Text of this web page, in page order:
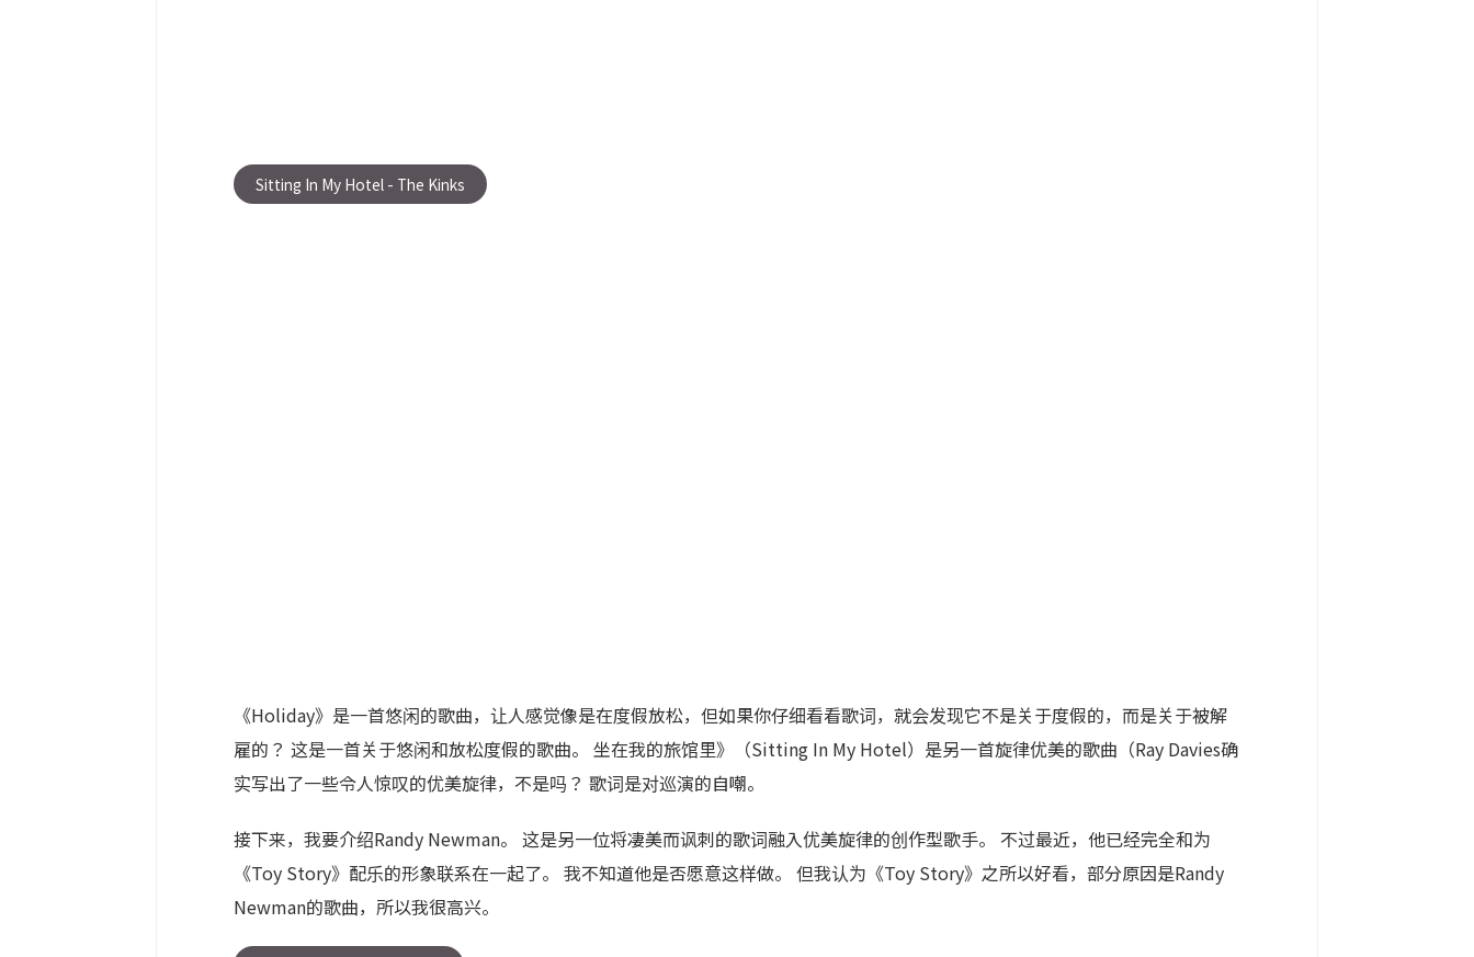
Sitting In My Hotel - The Kinks
《Holiday》是一首悠闲的歌曲，让人感觉像是在度假放松，但如果你仔细看看歌词，就会发现它不是关于度假的，而是关于被解
雇的？ 这是一首关于悠闲和放松度假的歌曲。 坐在我的旅馆里》（Sitting In My Hotel）是另一首旋律优美的歌曲（Ray Davies确
实写出了一些令人惊叹的优美旋律，不是吗？ 歌词是对巡演的自嘲。
接下来，我要介绍Randy Newman。 这是另一位将凄美而讽刺的歌词融入优美旋律的创作型歌手。 不过最近，他已经完全和为
《Toy Story》配乐的形象联系在一起了。 我不知道他是否愿意这样做。 但我认为《Toy Story》之所以好看，部分原因是Randy
Newman的歌曲，所以我很高兴。